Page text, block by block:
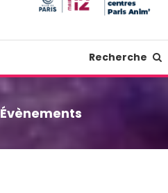
Recherche
Évènements